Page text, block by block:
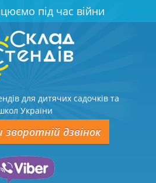
під час війни
для дитячих садочків та
України
дзвінок